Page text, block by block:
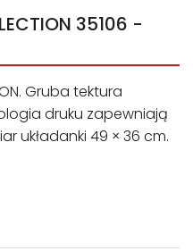
35106 -
Gruba tektura
druku zapewniają
układanki 49 × 36 cm.